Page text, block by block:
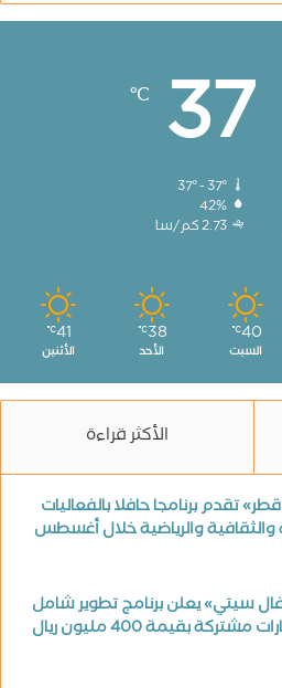
37
℃
42%
2.73 كم/سا
40
℃
السبت
38
℃
الأحد
41
℃
الأثنين
الأكثر قراءة
تقدم برنامجا حافلا بالفعاليات
والثقافية والرياضية خلال أغسطس
سيتي» يعلن برنامج تطوير شامل
بقيمة 400 مليون ريال